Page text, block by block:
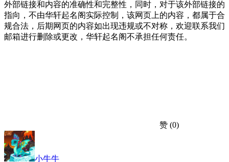
外部链接和内容的准确性和完整性，同时，对于该外部链接的
指向，不由华轩起名阁实际控制，该网页上的内容，都属于合
规合法，后期网页的内容如出现违规或不对称，欢迎联系我们
邮箱进行删除或更改，华轩起名阁不承担任何责任。
赞 (0)
小牛牛